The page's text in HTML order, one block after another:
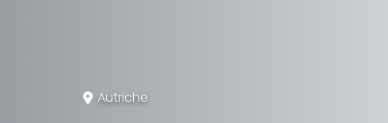
Autriche